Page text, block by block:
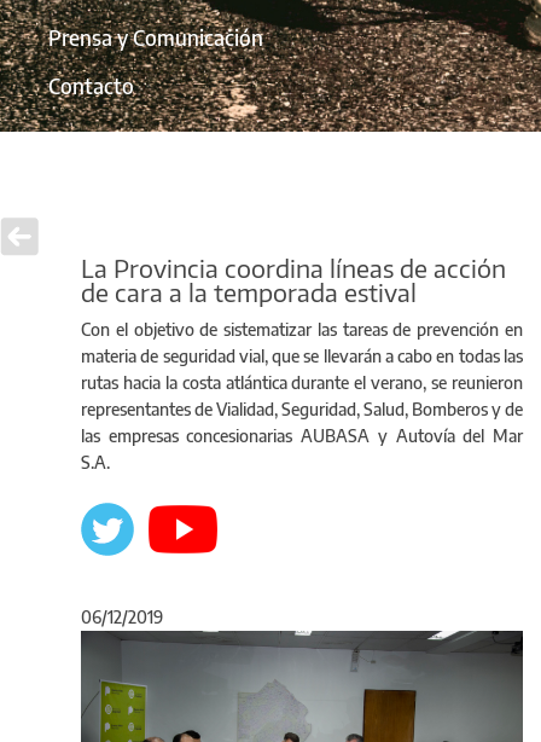
Prensa y Comunicación
Contacto
La Provincia coordina líneas de acción
de cara a la temporada estival
Con el objetivo de sistematizar las tareas de prevención en
materia de seguridad vial, que se llevarán a cabo en todas las
rutas hacia la costa atlántica durante el verano, se reunieron
representantes de Vialidad, Seguridad, Salud, Bomberos y de
las empresas concesionarias AUBASA y Autovía del Mar
S.A.
06/12/2019
Anterior